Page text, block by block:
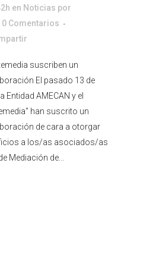
en Noticias por
0 Comentarios
suscriben un
El pasado 13 de
Entidad AMECAN y el
han suscrito un
de cara a otorgar
a los/as asociados/as
Mediación de...